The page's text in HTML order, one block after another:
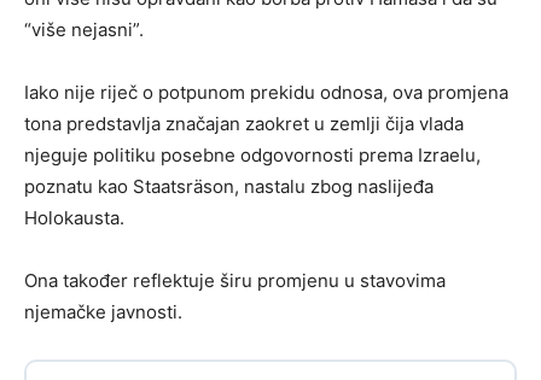
“više nejasni”.
Iako nije riječ o potpunom prekidu odnosa, ova promjena
tona predstavlja značajan zaokret u zemlji čija vlada
njeguje politiku posebne odgovornosti prema Izraelu,
poznatu kao Staatsräson, nastalu zbog naslijeđa
Holokausta.
Ona također reflektuje širu promjenu u stavovima
njemačke javnosti.